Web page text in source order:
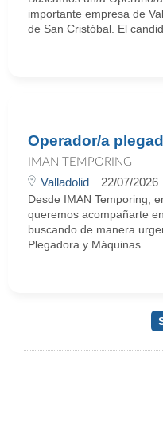
importante empresa de
de San Cristóbal. El
Operador/a
IMAN TEMPORING
Valladolid 22/07/2026
Desde IMAN Temporing,
queremos acompañarte
buscando de manera
Plegadora y Máquinas ...